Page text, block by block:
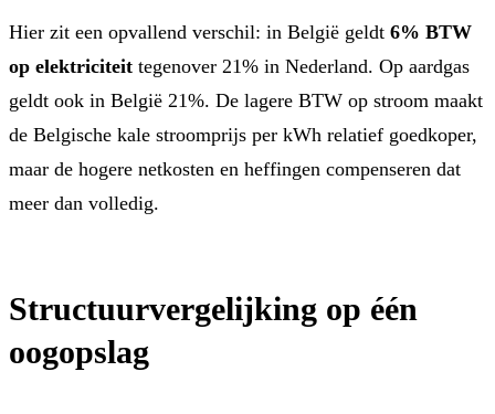
Hier zit een opvallend verschil: in België geldt 6% BTW
op elektriciteit tegenover 21% in Nederland. Op aardgas
geldt ook in België 21%. De lagere BTW op stroom maakt
de Belgische kale stroomprijs per kWh relatief goedkoper,
maar de hogere netkosten en heffingen compenseren dat
meer dan volledig.
Structuurvergelijking op één
oogopslag